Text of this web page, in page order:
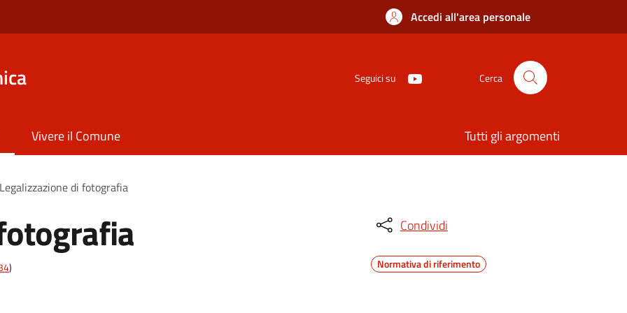
Accedi all'area personale
Seguici su Cerca
Vivere il Comune Tutti gli argomenti
Legalizzazione di fotografia
)
Condividi
Normativa di riferimento